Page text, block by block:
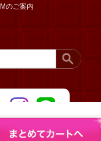
のご案内